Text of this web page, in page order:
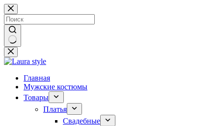
Перейти
к
сути
Ничего
не
Главная
Мужские костюмы
Товары
Платья
Свадебные